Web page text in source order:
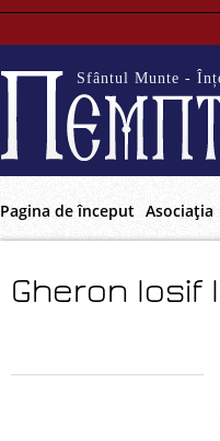
Sfântul Munte -
Pagina de început Asociaţia
Gheron Iosif